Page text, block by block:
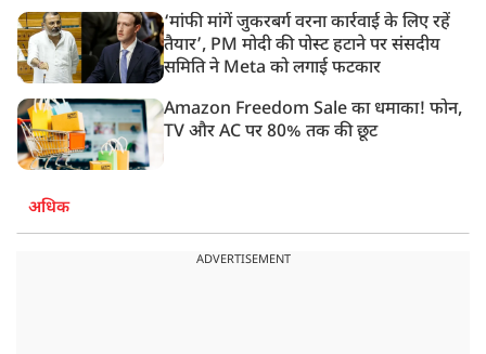
‘मांफी मांगें जुकरबर्ग वरना कार्रवाई के लिए रहें
तैयार’, PM मोदी की पोस्ट हटाने पर संसदीय
समिति ने Meta को लगाई फटकार
Amazon Freedom Sale का धमाका! फोन,
TV और AC पर 80% तक की छूट
अधिक
ADVERTISEMENT